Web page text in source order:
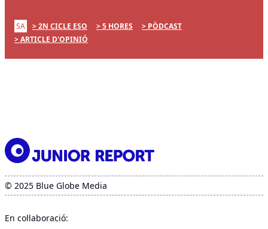
SA 2N CICLE ESO 5 HORES
PÒDCAST
ARTICLE D'OPINIÓ
© 2025 Blue Globe Media
En col·laboració: